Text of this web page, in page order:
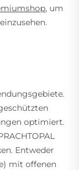
, um
optimiert.
Entweder
mit offenen